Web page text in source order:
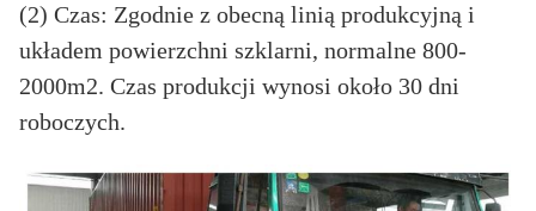
(2) Czas: Zgodnie z obecną linią produkcyjną i
układem powierzchni szklarni, normalne 800-
2000m2. Czas produkcji wynosi około 30 dni
roboczych.